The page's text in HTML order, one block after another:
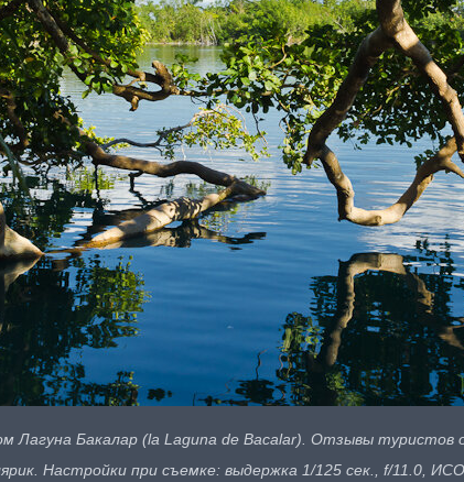
Лагуна Бакалар (la Laguna de Bacalar). Отзывы
Настройки при съемке: выдержка 1/125 сек., f/11.0,